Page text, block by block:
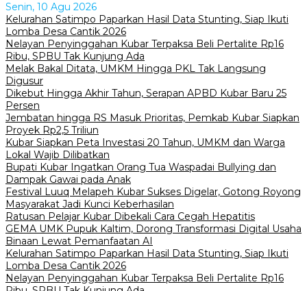
Senin, 10 Agu 2026
Kelurahan Satimpo Paparkan Hasil Data Stunting, Siap Ikuti
Lomba Desa Cantik 2026
Nelayan Penyinggahan Kubar Terpaksa Beli Pertalite Rp16
Ribu, SPBU Tak Kunjung Ada
Melak Bakal Ditata, UMKM Hingga PKL Tak Langsung
Digusur
Dikebut Hingga Akhir Tahun, Serapan APBD Kubar Baru 25
Persen
Jembatan hingga RS Masuk Prioritas, Pemkab Kubar Siapkan
Proyek Rp2,5 Triliun
Kubar Siapkan Peta Investasi 20 Tahun, UMKM dan Warga
Lokal Wajib Dilibatkan
Bupati Kubar Ingatkan Orang Tua Waspadai Bullying dan
Dampak Gawai pada Anak
Festival Luuq Melapeh Kubar Sukses Digelar, Gotong Royong
Masyarakat Jadi Kunci Keberhasilan
Ratusan Pelajar Kubar Dibekali Cara Cegah Hepatitis
GEMA UMK Pupuk Kaltim, Dorong Transformasi Digital Usaha
Binaan Lewat Pemanfaatan AI
Kelurahan Satimpo Paparkan Hasil Data Stunting, Siap Ikuti
Lomba Desa Cantik 2026
Nelayan Penyinggahan Kubar Terpaksa Beli Pertalite Rp16